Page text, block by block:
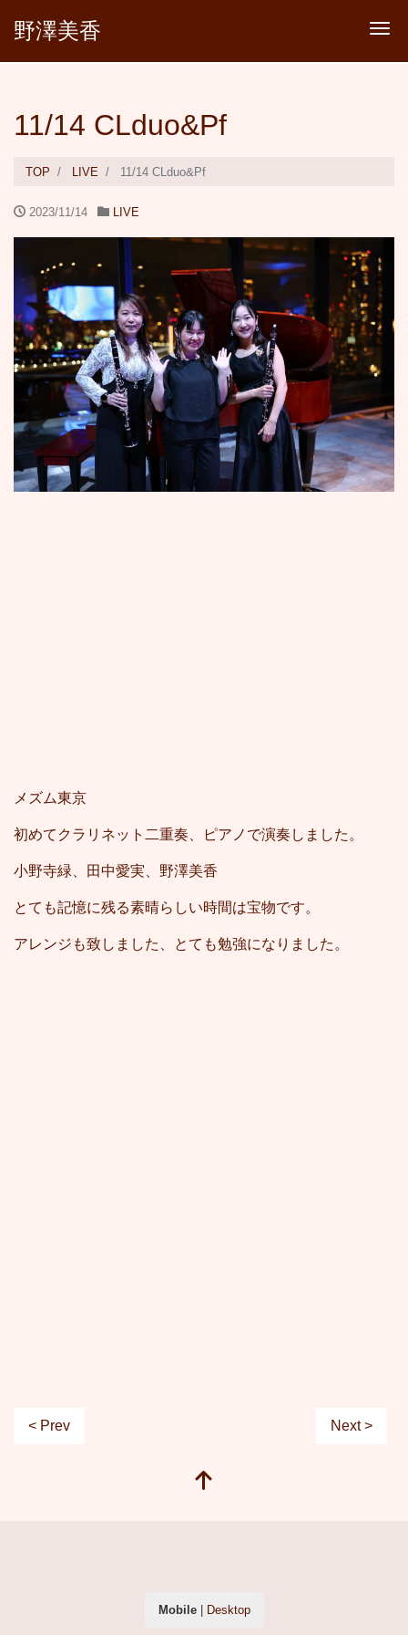
野澤美香
11/14 CLduo&Pf
TOP LIVE 11/14 CLduo&Pf
2023/11/14 LIVE
メズム東京
初めてクラリネット二重奏、ピアノで演奏しました。
小野寺緑、田中愛実、野澤美香
とても記憶に残る素晴らしい時間は宝物です。
アレンジも致しました、とても勉強になりました。
< Prev Next >
Mobile| Desktop